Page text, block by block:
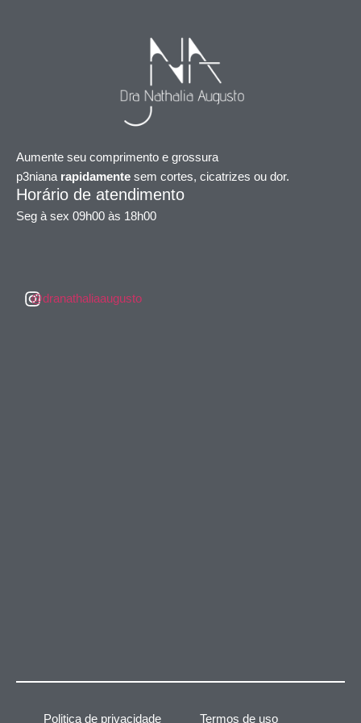
Aumente seu comprimento e grossura
p3niana rapidamente sem cortes, cicatrizes ou dor.
Horário de atendimento
Seg à sex 09h00 às 18h00
@dranathaliaaugusto
Politica de privacidade Termos de uso